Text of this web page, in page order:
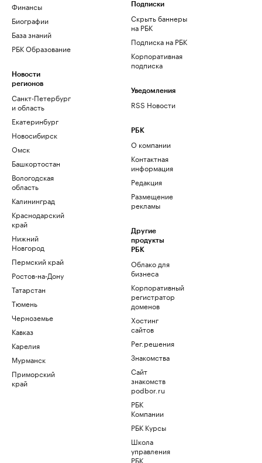
Финансы
Биографии
База знаний
РБК Образование
Новости
регионов
Санкт-Петербург
и область
Екатеринбург
Новосибирск
Омск
Башкортостан
Вологодская
область
Калининград
Краснодарский
край
Нижний
Новгород
Пермский край
Ростов-на-Дону
Татарстан
Тюмень
Черноземье
Кавказ
Карелия
Мурманск
Приморский
край
Подписки
Скрыть баннеры
на РБК
Подписка на РБК
Корпоративная
подписка
Уведомления
RSS Новости
РБК
О компании
Контактная
информация
Редакция
Размещение
рекламы
Другие
продукты
РБК
Облако для
бизнеса
Корпоративный
регистратор
доменов
Хостинг
сайтов
Рег.решения
Знакомства
Сайт
знакомств
podbor.ru
РБК
Компании
РБК Курсы
Школа
управления
РБК